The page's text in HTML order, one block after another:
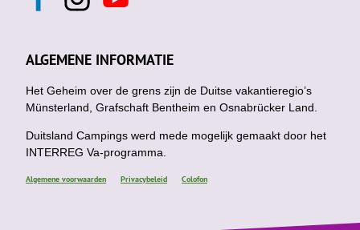
b
o
k
n
a
g
a
m
o
u
b
ALGEMENE INFORMATIE
Het Geheim over de grens zijn de Duitse vakantieregio’s
Münsterland, Grafschaft Bentheim en Osnabrücker Land.
Duitsland Campings werd mede mogelijk gemaakt door het
INTERREG Va-programma.
Algemene voorwaarden Privacybeleid Colofon